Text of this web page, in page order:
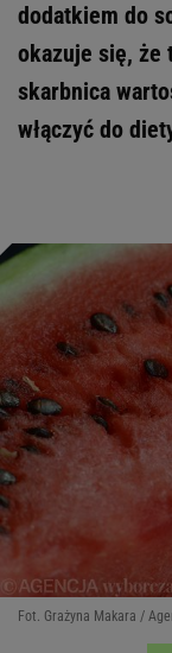
dodatkiem do
okazuje się, że
skarbnica
włączyć do
Fot. Grażyna Makara /